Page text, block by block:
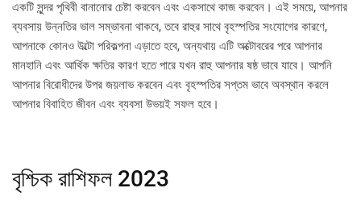
একটি সুন্দর পৃথিবী বানানোর চেষ্টা করবেন এবং একসাথে কাজ করবেন। এই সময়ে, আপনার
ব্যবসায় উন্নতির ভাল সম্ভাবনা থাকবে, তবে রাহুর সাথে বৃহস্পতির সংযোগের কারণে,
আপনাকে কোনও উল্টো পরিকল্পনা এড়াতে হবে, অন্যথায় এটি অক্টোবরের পরে আপনার
মানহানি এবং আর্থিক ক্ষতির কারণ হতে পারে যখন রাহু আপনার ষষ্ঠ ভাবে যাবে। আপনি
আপনার বিরোধীদের উপর জয়লাভ করবেন এবং বৃহস্পতির সপ্তম ভাবে অবস্থান করলে
আপনার বিবাহিত জীবন এবং ব্যবসা উভয়ই সফল হবে।
বৃশ্চিক রাশিফল 2023